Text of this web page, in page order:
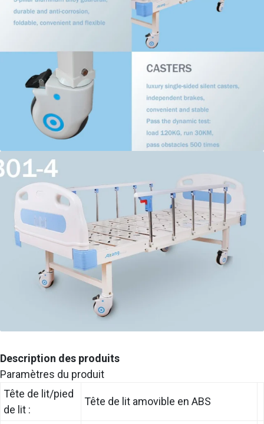
Description des produits
Paramètres du produit
Tête de lit/pied
de lit :
Tête de lit amovible en ABS